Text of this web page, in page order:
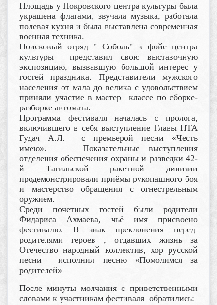
Площадь у Покровского центра культуры была
украшена флагами, звучала музыка, работала
полевая кухня и была выставлена современная
военная техника.
Поисковый отряд " Соболь" в фойе центра
культуры представил свою выставочную
экспозицию, вызвавшую большой интерес у
гостей праздника. Представители мужского
населения от мала до велика с удовольствием
приняли участие в мастер –классе по сборке-
разборке автомата.
Программа фестиваля началась с пролога,
включившего в себя выступление Главы ПТА
Гудач А.Л. с премьерой песни «Честь
имею». Показательные выступления
отделения обеспечения охраны и разведки 42-
й Тагильской ракетной дивизии
продемонстрировали приёмы рукопашного боя
и мастерство обращения с огнестрельным
оружием.
Среди почетных гостей были родители
Фидариса Ахмаева, чьё имя присвоено
фестивалю. В знак преклонения перед
родителями героев , отдавших жизнь за
Отечество народный коллектив, хор русской
песни исполнил песню «Помолимся за
родителей»
После минуты молчания с приветственными
словами к участникам фестиваля обратились: